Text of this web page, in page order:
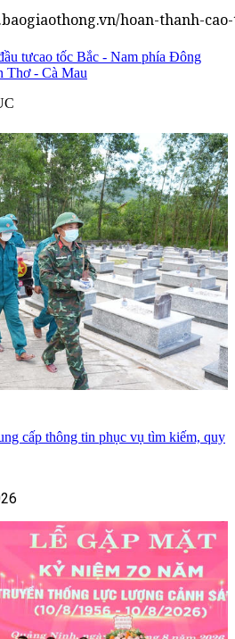
hoan-thanh-
tưcao tốc Bắc - Nam phía Đông
Thơ - Cà Mau
cấp thông tin phục vụ tìm kiếm, quy